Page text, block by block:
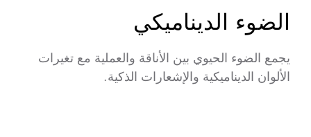
الضوء الديناميكي
يجمع الضوء الحيوي بين الأناقة والعملية مع تغيرات
الألوان الديناميكية والإشعارات الذكية.